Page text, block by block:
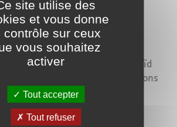
pratiques contribuent à
des tarifs.
implacable
la période précédant l’Aïd
une forte demande. Des millions
cherchent à acquérir un
cette fête religieuse
site utilise des
et vous donne
contrôle sur ceux
vous souhaitez
activer
Tout accepter
Tout refuser